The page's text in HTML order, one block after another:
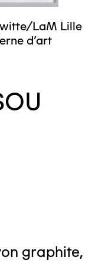
LaM Lille
d’art
graphite,